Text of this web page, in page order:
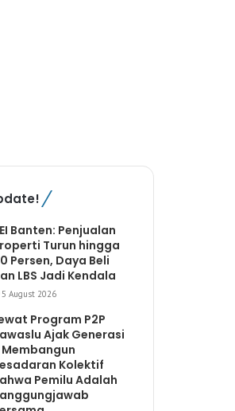
Banten: Penjualan
Turun hingga
Persen, Daya Beli
LBS Jadi Kendala
5 August 2026
Program P2P
Ajak Generasi
Membangun
Kolektif
Pemilu Adalah